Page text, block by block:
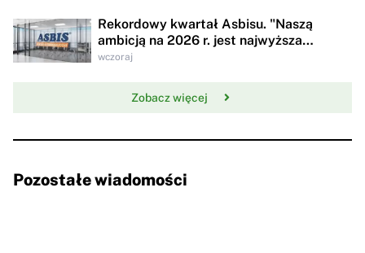
Rekordowy kwartał Asbisu. "Naszą
ambicją na 2026 r. jest najwyższa
rentowności w historii"
wczoraj
Zobacz więcej
Pozostałe wiadomości